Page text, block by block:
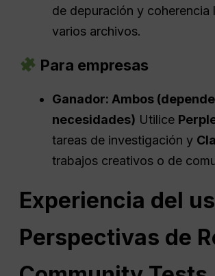
de depuración y coherencia
varios archivos.
Para empresas
Ganador: Ambos
necesidades) Utilice
tareas de investigación y
trabajos creativos o de
Experiencia del
Perspectivas de